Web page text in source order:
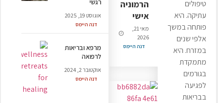
טיפולים
עתיקה. היא
פותחה במשך
אלפי שנים
במזרח. היא
מתמקדת
בגורמים
לפגיעה
בבריאות
הרמוניה
אישי
דנה היימס
2026
רגשי
דנה היימס
אוגוסט 19, 2025
מרפא ובריאות
לרפואה
דנה היימס
אוקטובר 2, 2024